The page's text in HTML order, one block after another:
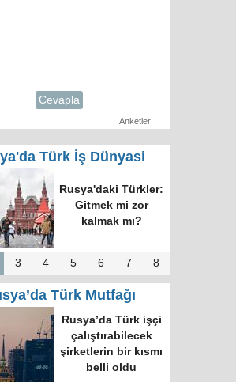
Cevapla
Anketler →
Türk İş Dünyasi
ve
temsilcisi
bir
geldi
3 4 5 6 7 8
Türk Mutfağı
Rusya’da Türk işçi
çalıştırabilecek
şirketlerin bir kısmı
belli oldu